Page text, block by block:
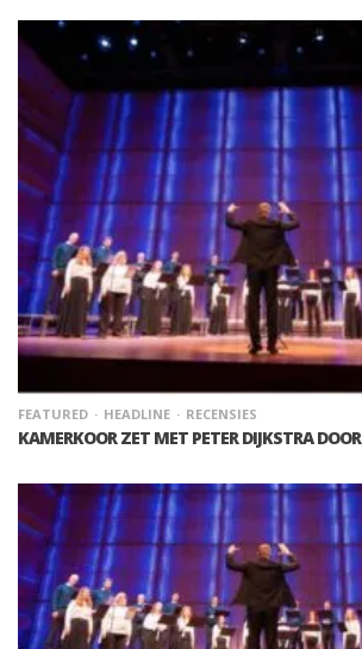
FEATURED HEADLINE RECENSIES
KAMERKOOR ZET MET PETER DIJKSTRA DOOR